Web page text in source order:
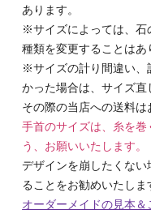
あります。
※サイズによっては、石
種類を変更することはあ
※サイズの計り間違い、
かった場合は、サイズ直
その際の当店への送料は
手首のサイズは、糸を巻
う、お願いいたします。
デザインを崩したくな
ることをお勧めいたしま
オーダーメイドの見本＆